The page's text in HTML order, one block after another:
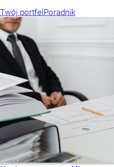
Twój portfel Poradnik